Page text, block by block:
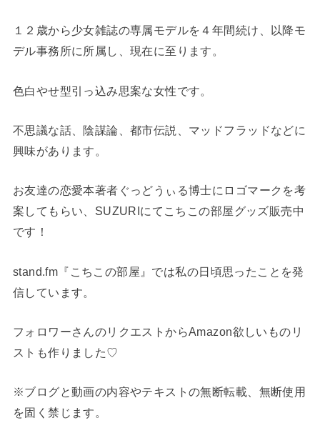
１２歳から少女雑誌の専属モデルを４年間続け、以降モ
デル事務所に所属し、現在に至ります。
色白やせ型引っ込み思案な女性です。
不思議な話、陰謀論、都市伝説、マッドフラッドなどに
興味があります。
お友達の恋愛本著者ぐっどうぃる博士にロゴマークを考
案してもらい、SUZURIにてこちこの部屋グッズ販売中
です！
stand.fm『こちこの部屋』では私の日頃思ったことを発
信しています。
フォロワーさんのリクエストからAmazon欲しいものリ
ストも作りました♡
※ブログと動画の内容やテキストの無断転載、無断使用
を固く禁じます。